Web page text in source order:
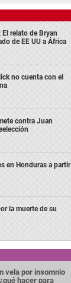
El relato de Bryan
de EE UU a África
no cuenta con el
contra Juan
en Honduras a partir
la muerte de su
vela por insomnio
hacer para